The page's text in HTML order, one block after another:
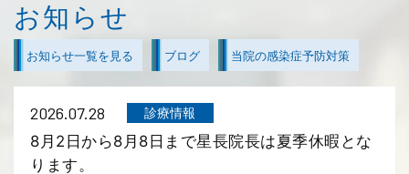
お知らせ
お知らせ一覧を見る ブログ 当院の感染症予防対策
2026.07.28 診療情報
8月2日から8月8日まで星長院長は夏季休暇とな
ります。